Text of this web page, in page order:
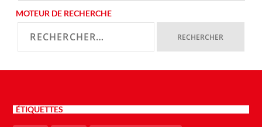
MOTEUR DE RECHERCHE
ÉTIQUETTES